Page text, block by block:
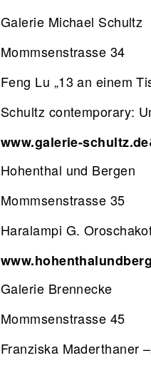
Galerie Michael Schultz
Mommsenstrasse 34
Feng Lu „13 an einem
Schultz contemporary:
www.galerie-
Hohenthal und Bergen
Mommsenstrasse 35
Haralampi G.
Galerie Brennecke
Mommsenstrasse 45
Franziska Maderthaner